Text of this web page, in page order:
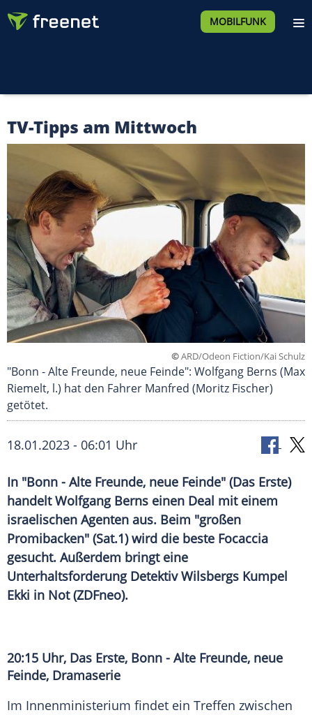
MOBILFUNK
TV-Tipps am Mittwoch
©ARD/Odeon Fiction/Kai Schulz
"Bonn - Alte Freunde, neue Feinde": Wolfgang Berns (Max
Riemelt, l.) hat den Fahrer Manfred (Moritz Fischer)
getötet.
18.01.2023 - 06:01 Uhr
In "Bonn - Alte Freunde, neue Feinde" (Das Erste)
handelt Wolfgang Berns einen Deal mit einem
israelischen Agenten aus. Beim "großen
Promibacken" (Sat.1) wird die beste Focaccia
gesucht. Außerdem bringt eine
Unterhaltsforderung Detektiv Wilsbergs Kumpel
Ekki in Not (ZDFneo).
20:15 Uhr, Das Erste, Bonn - Alte Freunde, neue
Feinde, Dramaserie
Im Innenministerium findet ein Treffen zwischen